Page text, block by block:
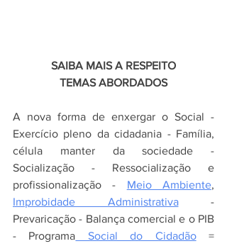
SAIBA MAIS A RESPEITO
TEMAS ABORDADOS
A nova forma de enxergar o Social -
Exercício pleno da cidadania - Família,
célula manter da sociedade -
Socialização - Ressocialização e
profissionalização - Meio Ambiente
Improbidade Administrativa -
Prevaricação - Balança comercial e o PIB
- Programa Social do Cidadão =